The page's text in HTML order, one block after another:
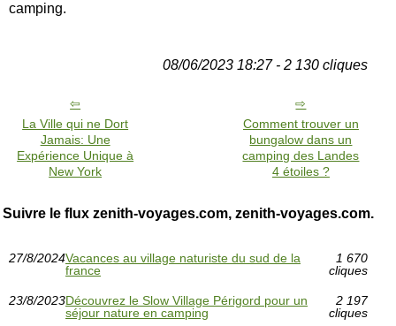
camping.
08/06/2023 18:27 - 2 130 cliques
La Ville qui ne Dort
Jamais: Une
Expérience Unique à
New York
Comment trouver un
bungalow dans un
camping des Landes
4 étoiles ?
Suivre le flux zenith-voyages.com, zenith-voyages.com.
27/8/2024Vacances au village naturiste du sud de la
france
1 670
cliques
23/8/2023Découvrez le Slow Village Périgord pour un
séjour nature en camping
2 197
cliques